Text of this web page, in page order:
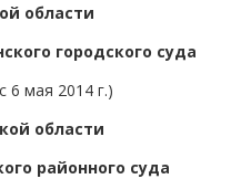
области
городского суда
6 мая 2014 г.)
области
районного суда